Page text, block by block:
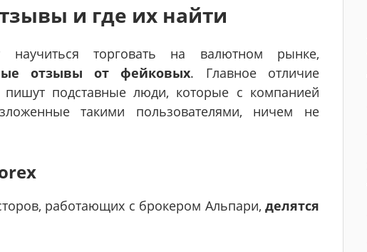
и где их найти
торговать на валютном рынке,
отзывы от фейковых. Главное отличие
подставные люди, которые с компанией
такими пользователями, ничем не
работающих с брокером Альпари, делятся